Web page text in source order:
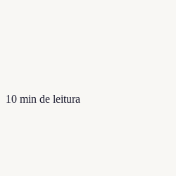
10 min de leitura